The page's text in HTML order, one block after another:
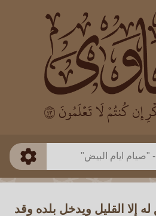
طريقة البحث
ذكي
إلا القليل ويدخل بلده وقد